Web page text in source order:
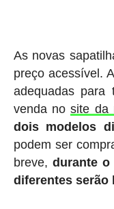
As novas
preço acessível.
adequadas
venda nosite da
dois modelos
podem ser
breve,durante
diferentes serão